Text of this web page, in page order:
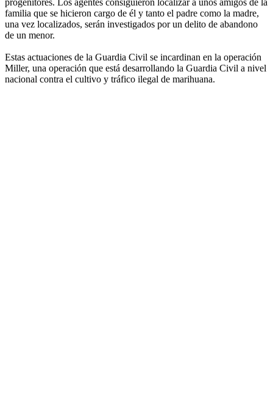
progenitores. Los agentes consiguieron localizar a unos amigos de la
familia que se hicieron cargo de él y tanto el padre como la madre,
una vez localizados, serán investigados por un delito de abandono
de un menor.
Estas actuaciones de la Guardia Civil se incardinan en la operación
Miller, una operación que está desarrollando la Guardia Civil a nivel
nacional contra el cultivo y tráfico ilegal de marihuana.